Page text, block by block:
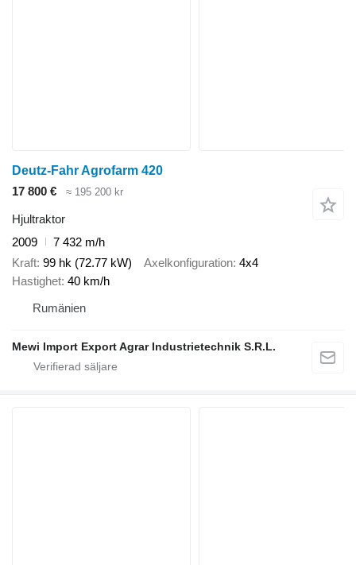
Deutz-Fahr Agrofarm 420
17 800 €
≈ 195 200 kr
Hjultraktor
2009
7 432 m/h
Kraft 99 hk (72.77 kW) Axelkonfiguration 4x4
Hastighet 40 km/h
Rumänien
Mewi Import Export Agrar Industrietechnik S.R.L.